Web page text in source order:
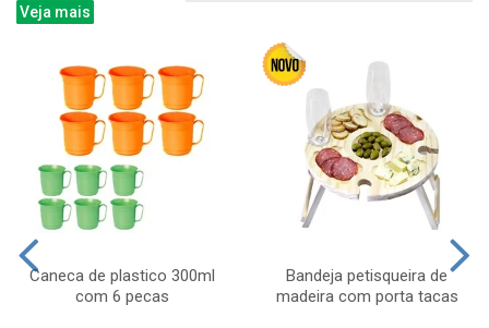
Veja mais
Caneca de plastico 300ml
com 6 pecas
Bandeja petisqueira de
madeira com porta tacas